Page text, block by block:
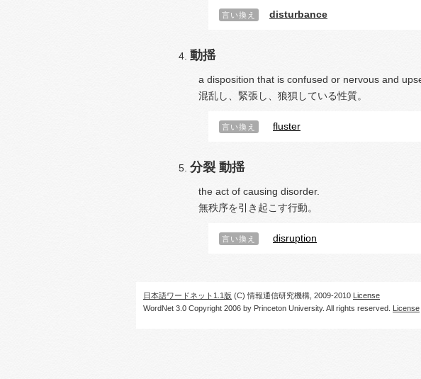
言い換え disturbance
動揺
a disposition that is confused or nervous and
混乱し、緊張し、狼狽している性質。
言い換え fluster
分裂 動揺
the act of causing disorder.
無秩序を引き起こす行動。
言い換え disruption
日本語ワードネット1.1版 (C) 情報通信研究機構, 2009-2010 License
WordNet 3.0 Copyright 2006 by Princeton University. All rights reserved. License